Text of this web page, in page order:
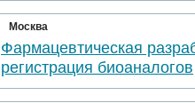
Москва
Фармацевтическая
регистрация биоаналогов